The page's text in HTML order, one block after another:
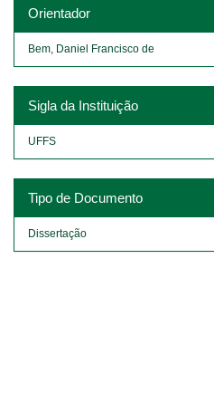
Orientador
Bem, Daniel Francisco de
Sigla da Instituição
UFFS
Tipo de Documento
Dissertação